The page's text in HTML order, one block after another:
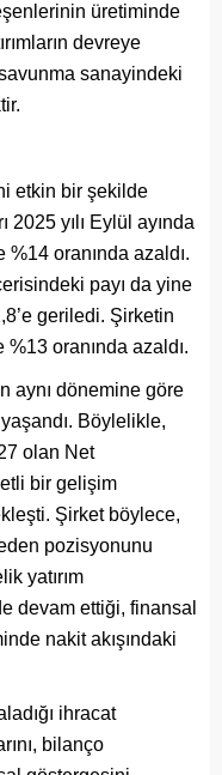
üretiminde
devreye
sanayindeki
etkin bir şekilde
yılı Eylül ayında
%14 oranında azaldı.
payı da yine
geriledi. Şirketin
oranında azaldı.
aynı dönemine göre
Böylelikle,
olan Net
bir gelişim
Şirket böylece,
pozisyonunu
yatırım
devam ettiği, finansal
nakit akışındaki
ihracat
bilanço